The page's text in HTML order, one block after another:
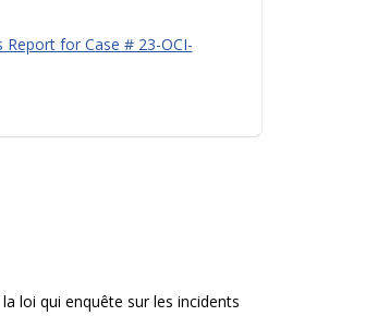
Report for Case # 23-OCI-
la loi qui enquête sur les incidents